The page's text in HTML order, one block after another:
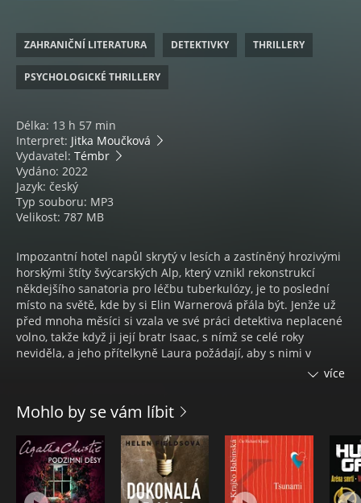
ZAHRANIČNÍ LITERATURA DETEKTIVKY THRILLERY
PSYCHOLOGICKÉ THRILLERY
Délka: 13 h 57 min
Interpret: Jitka Moučková
Vydavatel: Témbr
Vydáno: 2022
Jazyk: český
Typ souboru: MP3
Velikost: 787 MB
Impozantní hotel napůl skrytý v lesích a zastíněný hrozivými
horskými štíty švýcarských Alp, který vznikl rekonstrukcí
někdejšího sanatoria pro léčbu tuberkulózy, je to poslední
místo na světě, kde by si Elin Warnerová přála být. Jenže už
před mnoha měsíci si vzala ve své práci detektiva neplacené
volno, takže když ji její bratr Isaac, s nímž se celé roky
neviděla, a jeho přítelkyně Laura požádají, aby s nimi v
hotelu oslavila jejich zasnoubení, skutečně nemá důvod toto
Třebaže je hotel krásný, Elin již při prvním pohledu na něj
pocítí napětí, na budově je totiž cosi, co ji znervózňuje –
stejně jako na jejím bratrovi. A když se ráno probudí a zjistí,
že Laura beze stopy zmizela, Elinino znepokojení zesílí.
Bouře odřízne všechny přístupové cesty, a čím déle zůstává
více
Mohlo by se vám líbit